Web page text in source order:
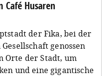
Café Husaren
der Fika, bei der
genossen
Orte der Stadt, um
und eine gigantische